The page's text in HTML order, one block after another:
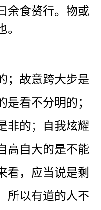
余食赘行。物或
；故意跨大步是
是看不分明的；
非的；自我炫耀
高自大的是不能
看，应当说是剩
所以有道的人不